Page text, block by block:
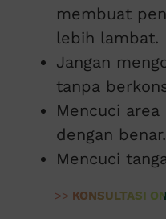
membuat
lebih lambat.
Jangan
tanpa
Mencuci
dengan benar.
Mencuci
>> KONSULTASI